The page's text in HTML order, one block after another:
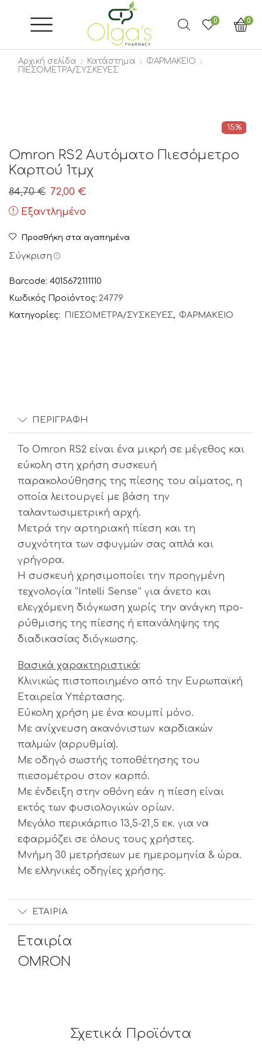
0 0
Αρχική σελίδα Κατάστημα
ΦΑΡΜΑΚΕΙΟ
ΠΙΕΣΟΜΕΤΡΑ/ΣΥΣΚΕΥΕΣ
15%
Omron RS2 Αυτόματο Πιεσόμετρο
Καρπού 1τμχ
84,70€ Original
price
84,70 €.
72,00€Η
είναι:
Εξαντλημένο
Προσθήκη στα αγαπημένα
Σύγκριση
Barcode: 4015672111110
Κωδικός Προϊόντος: 24779
Κατηγορίες:
ΠΙΕΣΟΜΕΤΡΑ/ΣΥΣΚΕΥΕΣ, ΦΑΡΜΑΚΕΙΟ
ΠΕΡΙΓΡΑΦΉ
Το Omron RS2 είναι ένα μικρή σε μέγεθος και
εύκολη στη χρήση συσκευή
παρακολούθησης της πίεσης του αίματος, η
οποία λειτουργεί με βάση την
ταλαντωσιμετρική αρχή.
Μετρά την αρτηριακή πίεση και τη
συχνότητα των σφυγμών σας απλά και
γρήγορα.
Η συσκευή χρησιμοποίει την προηγμένη
τεχνολογία “Intelli Sense” για άνετο και
ελεγχόμενη διόγκωση χωρίς την ανάγκη προ-
ρύθμισης της πίεσης ή επανάληψης της
διαδικασίας διόγκωσης.
Βασικά χαρακτηριστικά:
Κλινικώς πιστοποιημένο από την Ευρωπαϊκή
Εταιρεία Υπέρτασης.
Εύκολη χρήση με ένα κουμπί μόνο.
Με ανίχνευση ακανόνιστων καρδιακών
παλμών (αρρυθμία).
Με οδηγό σωστής τοποθέτησης του
πιεσομέτρου στον καρπό.
Με ένδειξη στην οθόνη εάν η πίεση είναι
εκτός των φυσιολογικών ορίων.
Μεγάλο περικάρπιο 13,5-21,5 εκ. για να
εφαρμόζει σε όλους τους χρήστες.
Μνήμη 30 μετρήσεων με ημερομηνία & ώρα.
Με ελληνικές οδηγίες χρήσης.
ΕΤΑΙΡΊΑ
Εταιρία
OMRON
Σχετικά Προϊόντα